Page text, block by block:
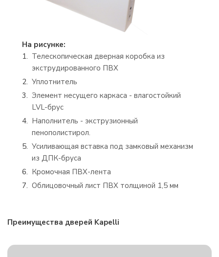
На рисунке:
Телескопическая дверная коробка из
экструдированного ПВХ
Уплотнитель
Элемент несущего каркаса - влагостойкий
LVL-брус
Наполнитель - экструзионный
пенополистирол.
Усиливающая вставка под замковый механизм
из ДПК-бруса
Кромочная ПВХ-лента
Облицовочный лист ПВХ толщиной 1,5 мм
Преимущества дверей Kapelli